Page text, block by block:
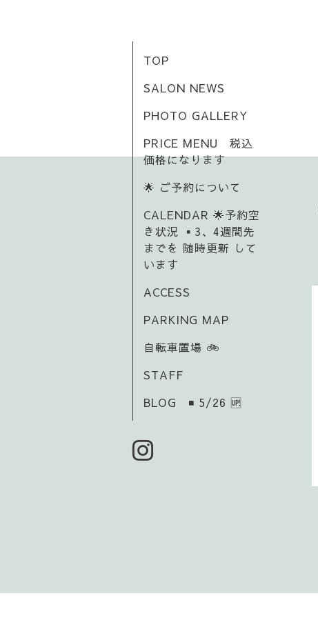
TOP
SALON NEWS
PHOTO GALLERY
PRICE MENU 税込
価格になります
🌟 ご予約について
CALENDAR 🌟予約空
き状況 ▪️3、4週間先
までを 随時更新 して
います
ACCESS
PARKING MAP
自転車置場 🚲️
STAFF
BLOG ◾ 5/26 🆙